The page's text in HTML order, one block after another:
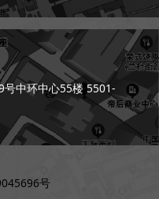
号中环中心55楼 5501-
号